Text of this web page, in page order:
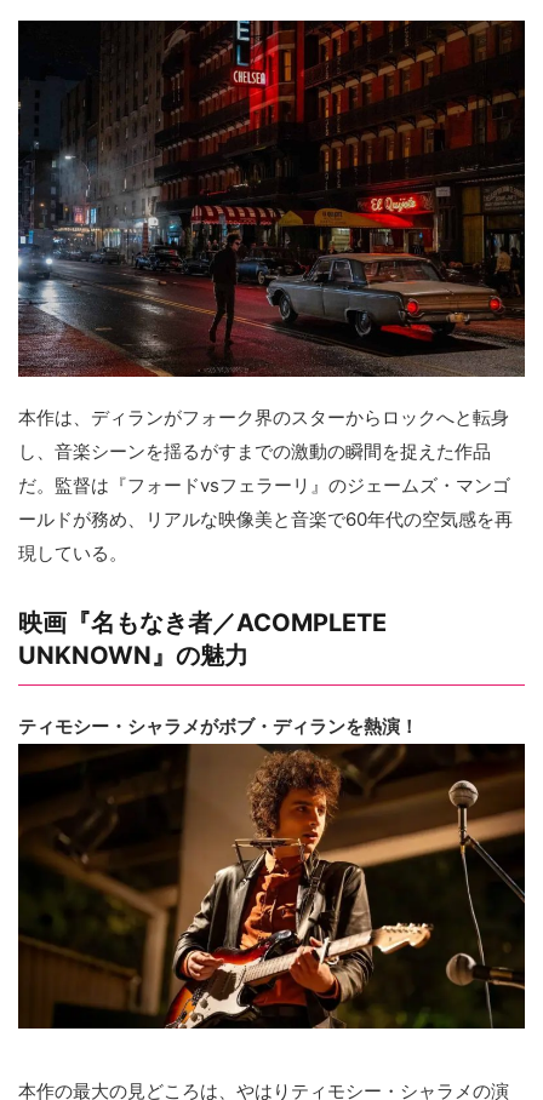
本作は、ディランがフォーク界のスターからロックへと転身
し、音楽シーンを揺るがすまでの激動の瞬間を捉えた作品
だ。監督は『フォードvsフェラーリ』のジェームズ・マンゴ
ールドが務め、リアルな映像美と音楽で60年代の空気感を再
現している。
映画『名もなき者／ACOMPLETE
UNKNOWN』の魅力
ティモシー・シャラメがボブ・ディランを熱演！
本作の最大の見どころは、やはりティモシー・シャラメの演